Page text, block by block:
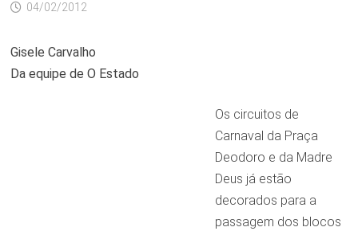
04/02/2012
Gisele Carvalho
Da equipe de O Estado
Os circuitos de
Carnaval da Praça
Deodoro e da Madre
Deus já estão
decorados para a
passagem dos blocos